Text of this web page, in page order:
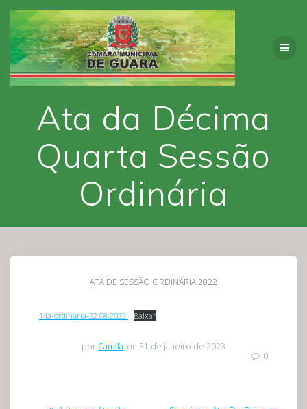
Skip
to
content
Ata da Décima
Quarta Sessão
Ordinária
ATA DE SESSÃO ORDINÁRIA 2022
14a-ordinaria-22.08.2022. Baixar
por Camila on 31 de janeiro de 2023
0